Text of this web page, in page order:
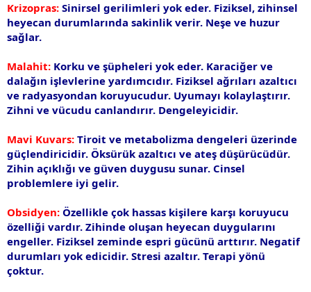
Krizopras: Sinirsel gerilimleri yok eder. Fiziksel, zihinsel
heyecan durumlarında sakinlik verir. Neşe ve huzur
sağlar.
Malahit: Korku ve şüpheleri yok eder. Karaciğer ve
dalağın işlevlerine yardımcıdır. Fiziksel ağrıları azaltıcı
ve radyasyondan koruyucudur. Uyumayı kolaylaştırır.
Zihni ve vücudu canlandırır. Dengeleyicidir.
Mavi Kuvars: Tiroit ve metabolizma dengeleri üzerinde
güçlendiricidir. Öksürük azaltıcı ve ateş düşürücüdür.
Zihin açıklığı ve güven duygusu sunar. Cinsel
problemlere iyi gelir.
Obsidyen: Özellikle çok hassas kişilere karşı koruyucu
özelliği vardır. Zihinde oluşan heyecan duygularını
engeller. Fiziksel zeminde espri gücünü arttırır. Negatif
durumları yok edicidir. Stresi azaltır. Terapi yönü
çoktur.